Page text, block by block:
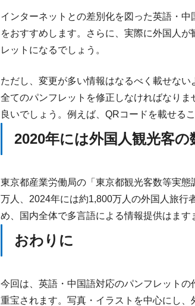
インターネットとの差別化を図った英語・
をおすすめします。さらに、実際に外国人
レットになるでしょう。
ただし、変更が多い情報はなるべく載せな
全てのパンフレットを修正しなければなり
良いでしょう。例えば、QRコードを載せる
2020年には外国人観光客の
東京都産業労働局の「東京都観光客数等実
万人、2024年には約1,800万人の外国人旅行
め、国内全体で多言語による情報提供はます
おわりに
今回は、英語・中国語対応のパンフレット
重宝されます。写真・イラストを中心にし